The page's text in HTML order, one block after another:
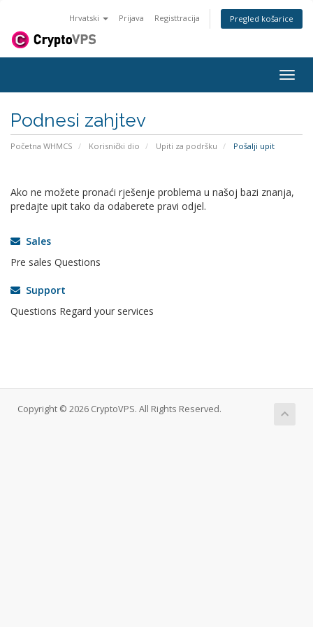
Hrvatski Prijava Registtracija Pregled košarice
Podnesi zahjtev
Početna WHMCS Korisnički dio Upiti za podršku Pošalji upit
Ako ne možete pronaći rješenje problema u našoj bazi znanja,
predajte upit tako da odaberete pravi odjel.
Sales
Pre sales Questions
Support
Questions Regard your services
Copyright © 2026 CryptoVPS. All Rights Reserved.